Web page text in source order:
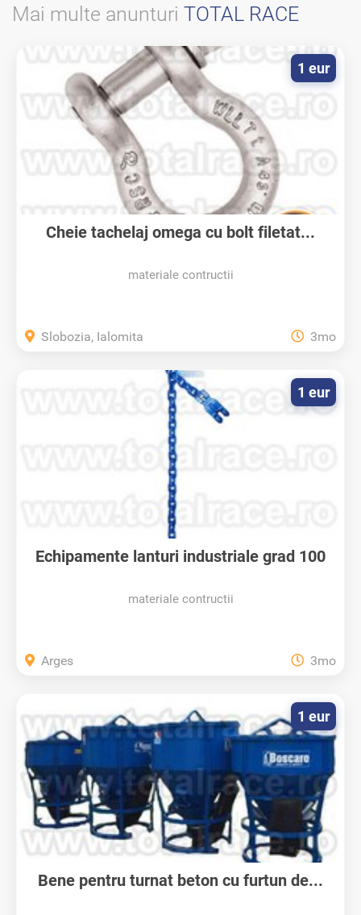
Mai multe anunturi TOTAL RACE
Cheie tachelaj omega cu bolt filetat...
materiale contructii
1 eur
Slobozia, Ialomita 3mo
Echipamente lanturi industriale grad 100
materiale contructii
1 eur
Arges 3mo
Bene pentru turnat beton cu furtun de...
1 eur